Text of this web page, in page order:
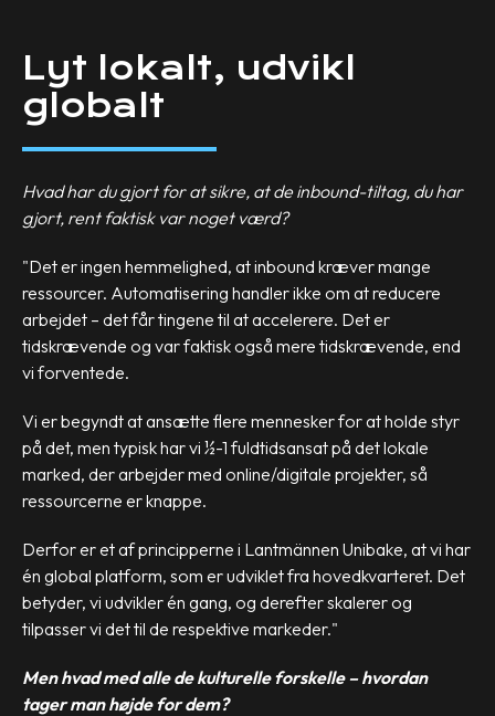
Lyt lokalt, udvikl
globalt
Hvad har du gjort for at sikre, at de inbound-tiltag, du har
gjort, rent faktisk var noget værd?
"Det er ingen hemmelighed, at inbound kræver mange
ressourcer. Automatisering handler ikke om at reducere
arbejdet – det får tingene til at accelerere. Det er
tidskrævende og var faktisk også mere tidskrævende, end
vi forventede.
Vi er begyndt at ansætte flere mennesker for at holde styr
på det, men typisk har vi ½-1 fuldtidsansat på det lokale
marked, der arbejder med online/digitale projekter, så
ressourcerne er knappe.
Derfor er et af principperne i Lantmännen Unibake, at vi har
én global platform, som er udviklet fra hovedkvarteret. Det
betyder, vi udvikler én gang, og derefter skalerer og
tilpasser vi det til de respektive markeder."
Men hvad med alle de kulturelle forskelle – hvordan
tager man højde for dem?